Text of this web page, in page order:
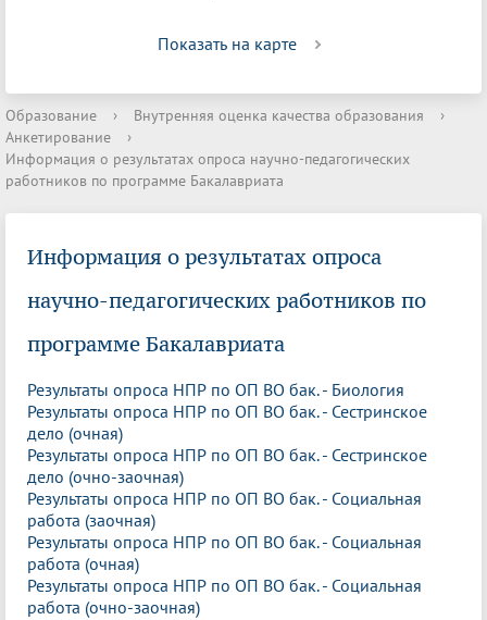
Показать на карте
Образование › Внутренняя оценка качества образования
›
Анкетирование
›
Информация о результатах опроса научно-педагогических
работников по программе Бакалавриата
Информация о результатах опроса
научно-педагогических работников по
программе Бакалавриата
Результаты опроса НПР по ОП ВО бак. - Биология
Результаты опроса НПР по ОП ВО бак. - Сестринское
дело (очная)
Результаты опроса НПР по ОП ВО бак. - Сестринское
дело (очно-заочная)
Результаты опроса НПР по ОП ВО бак. - Социальная
работа (заочная)
Результаты опроса НПР по ОП ВО бак. - Социальная
работа (очная)
Результаты опроса НПР по ОП ВО бак. - Социальная
работа (очно-заочная)